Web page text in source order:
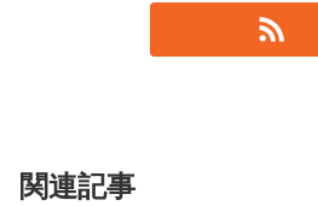
関連記事